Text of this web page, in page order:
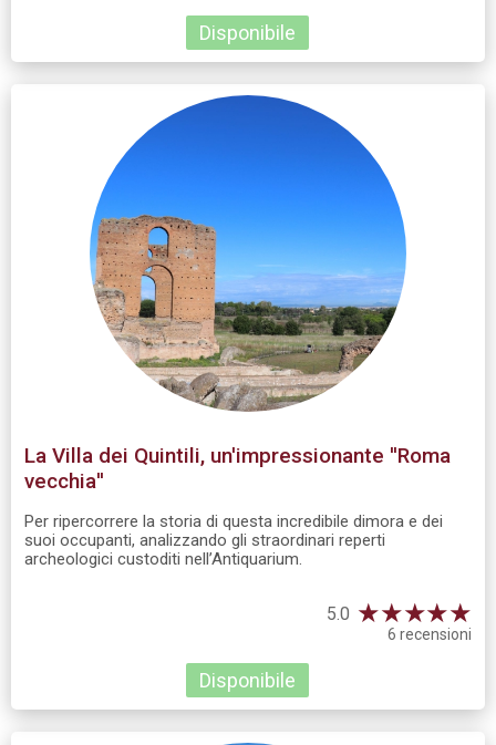
Disponibile
La Villa dei Quintili, un'impressionante ''Roma
vecchia''
Per ripercorrere la storia di questa incredibile dimora e dei
suoi occupanti, analizzando gli straordinari reperti
archeologici custoditi nell’Antiquarium.
5.0 ★★★★★
6 recensioni
Disponibile